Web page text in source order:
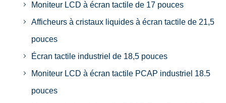
Moniteur LCD à écran tactile de 17 pouces
Afficheurs à cristaux liquides à écran tactile de 21,5
pouces
Écran tactile industriel de 18,5 pouces
Moniteur LCD à écran tactile PCAP industriel 18.5
pouces